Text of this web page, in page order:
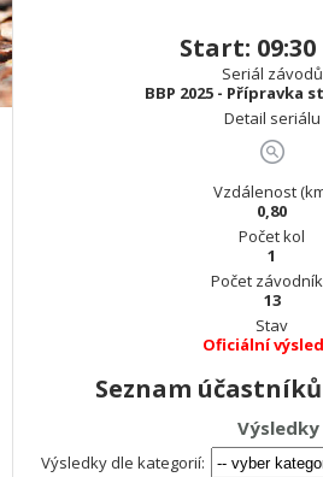
Start:
Seriál závodů
BBP 2025 - Přípravka
Detail seriálu
Vzdálenost
0,80
Počet kol
1
Počet
13
Stav
Oficiální
Seznam
Výsledky
Výsledky dle kategorií: